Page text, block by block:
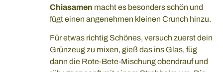
Chiasamen macht es besonders schön und
fügt einen angenehmen kleinen Crunch hinzu.
Für etwas richtig Schönes, versuch zuerst dein
Grünzeug zu mixen, gieß das ins Glas, füg
dann die Rote-Bete-Mischung obendrauf und